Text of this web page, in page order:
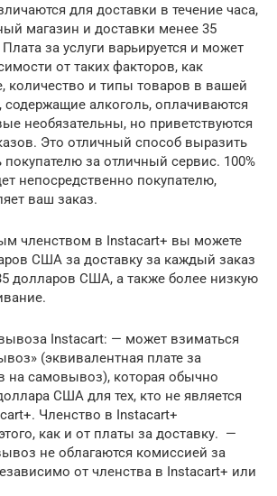
для доставки в течение часа,
магазин и доставки менее 35
за услуги варьируется и может
от таких факторов, как
количество и типы товаров в вашей
содержащие алкоголь, оплачиваются
необязательны, но приветствуются
Это отличный способ выразить
покупателю за отличный сервис. 100%
непосредственно покупателю,
ваш заказ.
членством в Instacart+ вы можете
США за доставку за каждый заказ
долларов США, а также более низкую
Instacart: — может взиматься
(эквивалентная плате за
на самовывоз), которая обычно
США для тех, кто не является
Членство в Instacart+
как и от платы за доставку. —
не облагаются комиссией за
от членства в Instacart+ или